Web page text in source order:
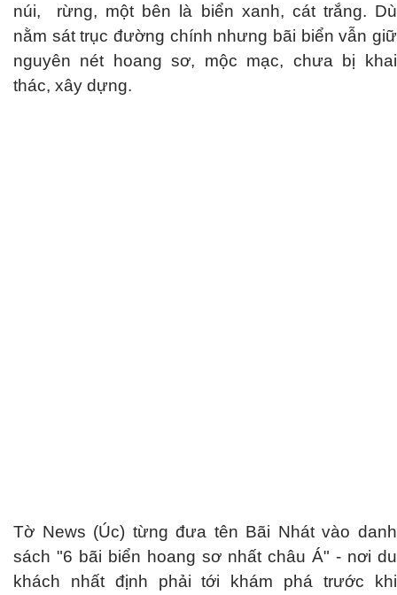
núi, rừng, một bên là biển xanh, cát trắng. Dù
nằm sát trục đường chính nhưng bãi biển vẫn giữ
nguyên nét hoang sơ, mộc mạc, chưa bị khai
thác, xây dựng.
Tờ News (Úc) từng đưa tên Bãi Nhát vào danh
sách "6 bãi biển hoang sơ nhất châu Á" - nơi du
khách nhất định phải tới khám phá trước khi